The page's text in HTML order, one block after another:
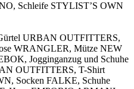
Schleife STYLIST’S OWN
URBAN OUTFITTERS,
WRANGLER, Mütze NEW
Jogginganzug und Schuhe
OUTFITTERS, T-Shirt
Socken FALKE, Schuhe